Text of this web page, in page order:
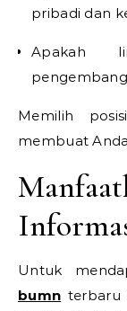
pribadi dan
Apakah
Memilih
membuat
Untuk
bumn terbaru